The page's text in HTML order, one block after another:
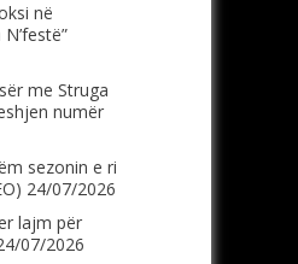
në
me Struga
numër
sezonin e ri
24/07/2026
lajm për
07/2026